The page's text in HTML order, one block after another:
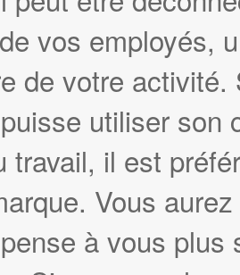
vos employés,
de votre
utiliser son
travail, il est
Vous
à vous